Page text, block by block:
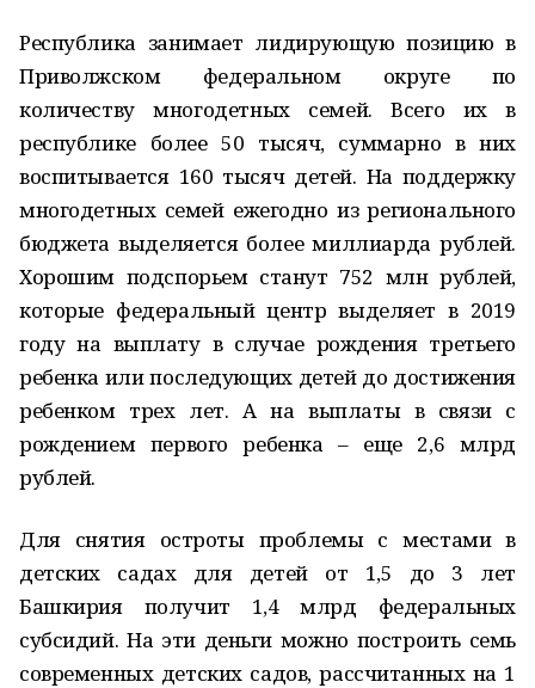
Республика занимает лидирующую позицию в
Приволжском федеральном округе по
количеству многодетных семей. Всего их в
республике более 50 тысяч, суммарно в них
воспитывается 160 тысяч детей. На поддержку
многодетных семей ежегодно из регионального
бюджета выделяется более миллиарда рублей.
Хорошим подспорьем станут 752 млн рублей,
которые федеральный центр выделяет в 2019
году на выплату в случае рождения третьего
ребенка или последующих детей до достижения
ребенком трех лет. А на выплаты в связи с
рождением первого ребенка – еще 2,6 млрд
рублей.
Для снятия остроты проблемы с местами в
детских садах для детей от 1,5 до 3 лет
Башкирия получит 1,4 млрд федеральных
субсидий. На эти деньги можно построить семь
современных детских садов, рассчитанных на 1